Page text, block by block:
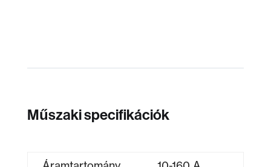
Műszaki specifikációk